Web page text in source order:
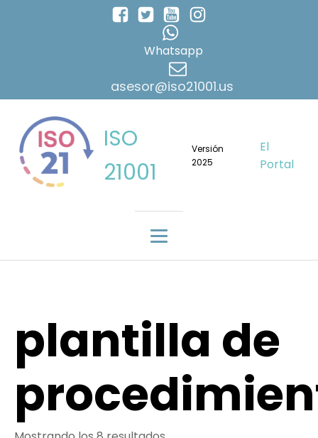
Whatsapp
asesor@iso21001.us
ISO
21001
Versión
2025
El
Portal
plantilla de